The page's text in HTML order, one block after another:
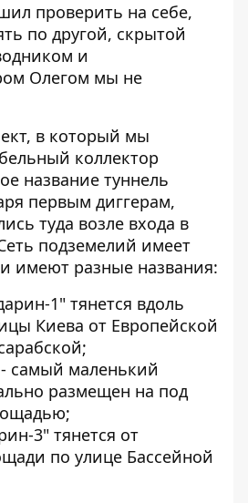
проверить на себе,
по другой, скрытой
и
Олегом мы не
в который мы
коллектор
название туннель
первым диггерам,
туда возле входа в
подземелий имеет
имеют разные названия:
1" тянется вдоль
Киева от Европейской
самый маленький
размещен на под
3" тянется от
по улице Бассейной